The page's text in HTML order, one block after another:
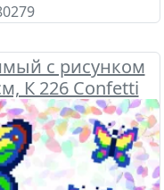
с рисунком
К 226 Confetti